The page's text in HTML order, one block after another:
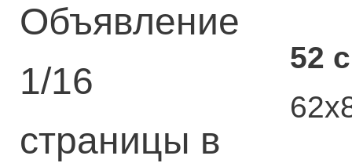
Объявление
1/16
страницы в
52